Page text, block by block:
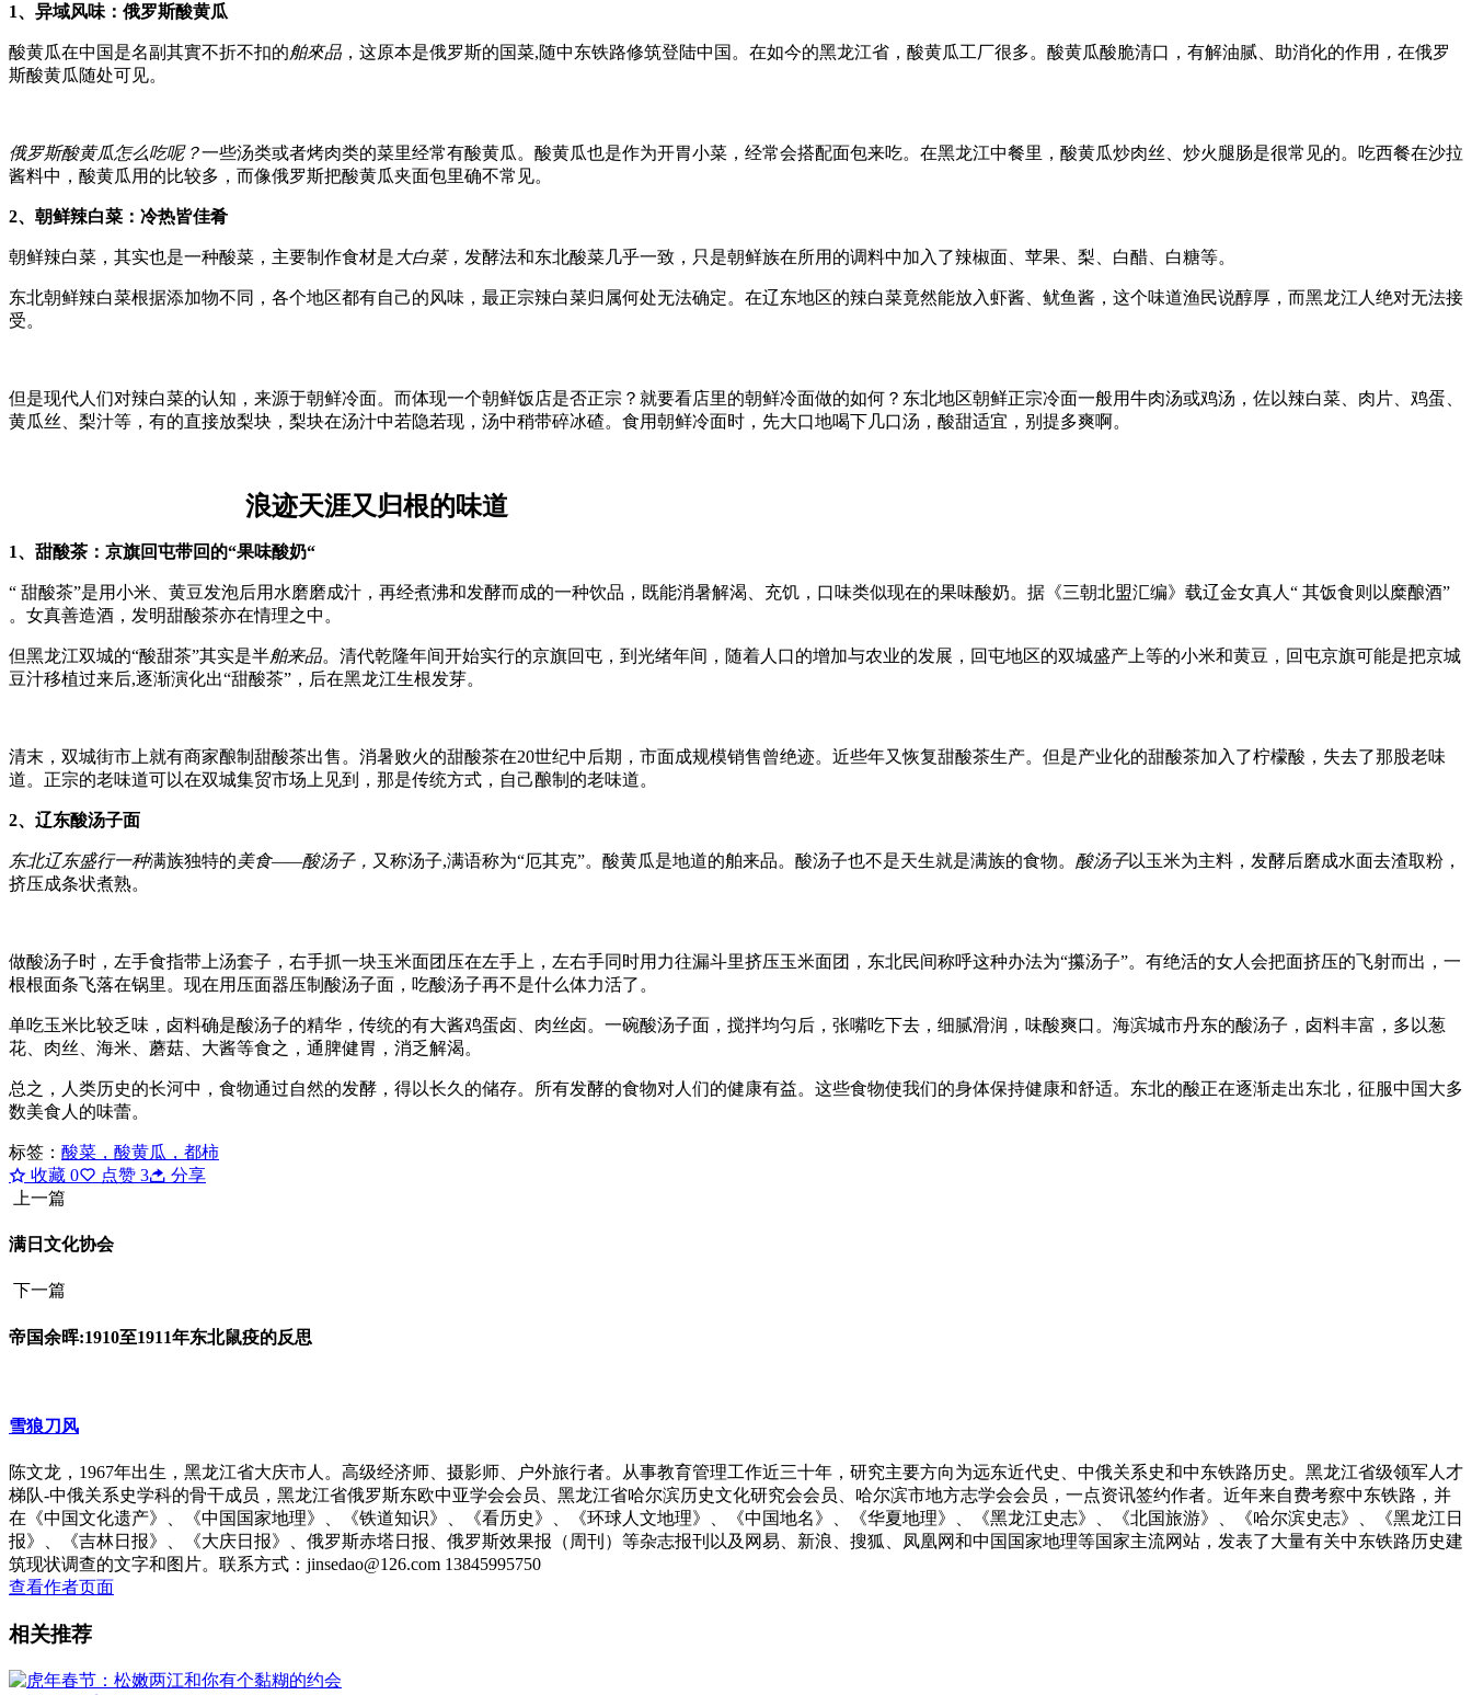
1、异域风味：俄罗斯酸黄瓜
酸黄瓜在中国是名副其實不折不扣的舶來品 ，这原本是俄罗斯的国菜,随中东铁路修筑登陆中国。在如今的黑龙江省，酸黄瓜工厂很多。酸黄瓜酸脆清口，有解油腻、助消化的作用 ， 在俄罗
斯酸黄瓜随处可见。
俄罗斯酸黄瓜怎么吃呢？一些汤类或者烤肉类的菜里经常有酸黄瓜。酸黄瓜也是作为开胃小菜，经常会搭配面包来吃。在黑龙江中餐里，酸黄瓜炒肉丝、炒火腿肠是很常见的。吃西餐在沙拉
酱料中，酸黄瓜用的比较多，而像俄罗斯把酸黄瓜夹面包里确不常见。
2、朝鲜辣白菜： 冷热皆佳肴
朝鲜辣白菜，其实也是一种酸菜，主要制作食材是 大白菜，发酵法和东北酸菜几乎一致，只是朝鲜族在所用的调料中加入了辣椒面、苹果、梨、白醋、白糖等。
东北朝鲜辣白菜根据添加物不同，各个地区都有自己的风味，最正宗辣白菜归属何处无法确定。在辽东地区的辣白菜竟然能放入虾酱、鱿鱼酱，这个味道渔民说醇厚，而黑龙江人绝对无法接
受。
但是现代人们对辣白菜的认知，来源于朝鲜冷面。而体现一个朝鲜饭店是否正宗？就要看店里的朝鲜冷面做的如何？东北地区朝鲜正宗冷面一般用牛肉汤或鸡汤，佐以辣白菜、肉片、鸡蛋、
黄瓜丝、梨汁等，有的直接放梨块，梨块在汤汁中若隐若现，汤中稍带碎冰碴。食用朝鲜冷面时，先大口地喝下几口汤，酸甜适宜，别提多爽啊。
浪迹天涯又归根的味道
1、甜酸茶： 京旗回屯带回的“果味酸奶“
“ 甜酸茶”是用小米、黄豆发泡后用水磨磨成汁，再经煮沸和发酵而成的一种饮品，既能消暑解渴、充饥，口味类似现在的果味酸奶。据《三朝北盟汇编》载辽金女真人“ 其饭食则以糜酿酒”
。女真善造酒，发明甜酸茶亦在情理之中。
但黑龙江双城的“酸甜茶”其实是半舶来品。清代乾隆年间开始实行的京旗回屯，到光绪年间，随着人口的增加与农业的发展，回屯地区的双城盛产上等的小米和黄豆，回屯京旗可能是把京城
豆汁移植过来后,逐渐演化出“甜酸茶”，后在黑龙江生根发芽。
清末，双城街市上就有商家酿制甜酸茶出售。消暑败火的甜酸茶在20世纪中后期，市面成规模销售曾绝迹。近些年又恢复甜酸茶生产。但是产业化的甜酸茶加入了柠檬酸，失去了那股老味
道。正宗的老味道可以在双城集贸市场上见到，那是传统方式，自己酿制的老味道。
2、 辽东酸汤子面
东北辽东盛行一种满族独特的美食——酸汤子， 又称汤子,满语称为“厄其克”。酸黄瓜是地道的舶来品。酸汤子也不是天生就是满族的食物。 酸汤子以玉米为主料，发酵后磨成水面去渣取粉，
挤压成条状煮熟。
做酸汤子时，左手食指带上汤套子，右手抓一块玉米面团压在左手上，左右手同时用力往漏斗里挤压玉米面团，东北民间称呼这种办法为“攥汤子”。有绝活的女人会把面挤压的飞射而出，一
根根面条飞落在锅里。现在用压面器压制酸汤子面，吃酸汤子再不是什么体力活了。
单吃玉米比较乏味，卤料确是酸汤子的精华，传统的有大酱鸡蛋卤、肉丝卤。一碗酸汤子面，搅拌均匀后，张嘴吃下去，细腻滑润，味酸爽口。海滨城市丹东的酸汤子，卤料丰富，多以葱
花、肉丝、海米、蘑菇、大酱等食之，通脾健胃，消乏解渴。
总之，人类历史的长河中，食物通过自然的发酵，得以长久的储存。所有发酵的食物对人们的健康有益。这些食物使我们的身体保持健康和舒适。东北的酸正在逐渐走出东北，征服中国大多
数美食人的味蕾。
标签： 酸菜，酸黄瓜，都柿
收藏 0 点赞 3
分享
上一篇
满日文化协会
下一篇
帝国余晖:1910至1911年东北鼠疫的反思
雪狼刀风
陈文龙，1967年出生，黑龙江省大庆市人。高级经济师、摄影师、户外旅行者。从事教育管理工作近三十年，研究主要方向为远东近代史、中俄关系史和中东铁路历史。黑龙江省级领军人才
梯队-中俄关系史学科的骨干成员，黑龙江省俄罗斯东欧中亚学会会员、黑龙江省哈尔滨历史文化研究会会员、哈尔滨市地方志学会会员，一点资讯签约作者。近年来自费考察中东铁路，并
在《中国文化遗产》、《中国国家地理》、《铁道知识》、《看历史》、《环球人文地理》、《中国地名》、《华夏地理》、《黑龙江史志》、《北国旅游》、《哈尔滨史志》、《黑龙江日
报》、《吉林日报》、《大庆日报》、俄罗斯赤塔日报、俄罗斯效果报（周刊）等杂志报刊以及网易、新浪、搜狐、凤凰网和中国国家地理等国家主流网站，发表了大量有关中东铁路历史建
筑现状调查的文字和图片。联系方式：jinsedao@126.com 13845995750
查看作者页面
相关推荐